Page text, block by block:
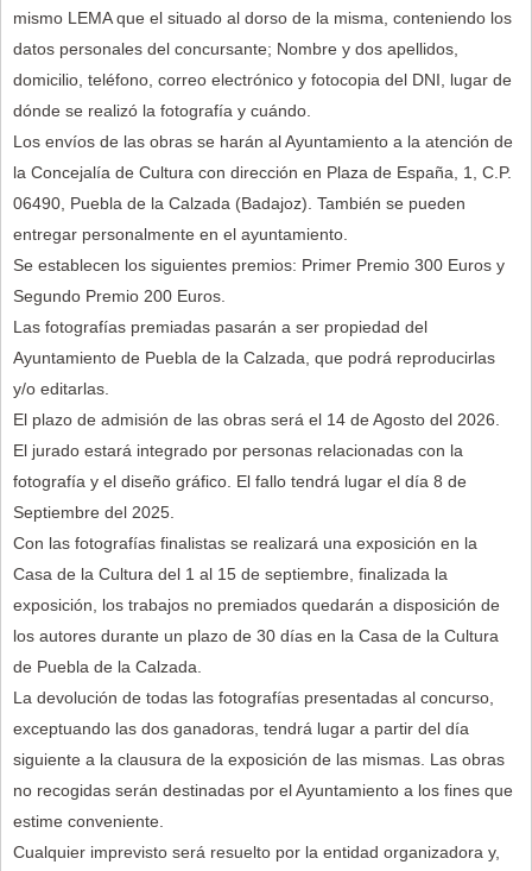
mismo LEMA que el situado al dorso de la misma, conteniendo los
datos personales del concursante; Nombre y dos apellidos,
domicilio, teléfono, correo electrónico y fotocopia del DNI, lugar de
dónde se realizó la fotografía y cuándo.
Los envíos de las obras se harán al Ayuntamiento a la atención de
la Concejalía de Cultura con dirección en Plaza de España, 1, C.P.
06490, Puebla de la Calzada (Badajoz). También se pueden
entregar personalmente en el ayuntamiento.
Se establecen los siguientes premios: Primer Premio 300 Euros y
Segundo Premio 200 Euros.
Las fotografías premiadas pasarán a ser propiedad del
Ayuntamiento de Puebla de la Calzada, que podrá reproducirlas
y/o editarlas.
El plazo de admisión de las obras será el 14 de Agosto del 2026.
El jurado estará integrado por personas relacionadas con la
fotografía y el diseño gráfico. El fallo tendrá lugar el día 8 de
Septiembre del 2025.
Con las fotografías finalistas se realizará una exposición en la
Casa de la Cultura del 1 al 15 de septiembre, finalizada la
exposición, los trabajos no premiados quedarán a disposición de
los autores durante un plazo de 30 días en la Casa de la Cultura
de Puebla de la Calzada.
La devolución de todas las fotografías presentadas al concurso,
exceptuando las dos ganadoras, tendrá lugar a partir del día
siguiente a la clausura de la exposición de las mismas. Las obras
no recogidas serán destinadas por el Ayuntamiento a los fines que
estime conveniente.
Cualquier imprevisto será resuelto por la entidad organizadora y,